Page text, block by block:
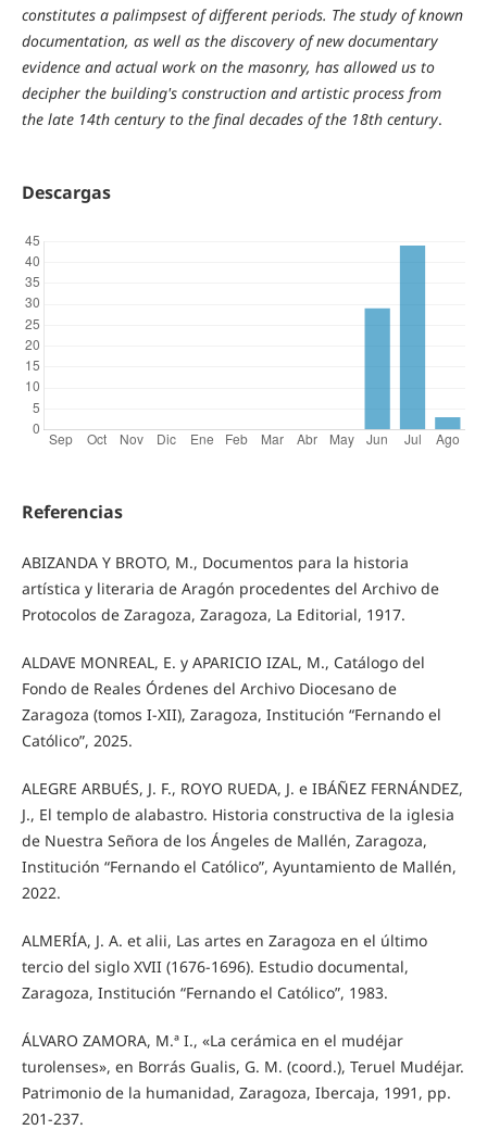
constitutes a palimpsest of different periods. The study of known
documentation, as well as the discovery of new documentary
evidence and actual work on the masonry, has allowed us to
decipher the building's construction and artistic process from
the late 14th century to the final decades of the 18th century.
Descargas
Referencias
ABIZANDA Y BROTO, M., Documentos para la historia
artística y literaria de Aragón procedentes del Archivo de
Protocolos de Zaragoza, Zaragoza, La Editorial, 1917.
ALDAVE MONREAL, E. y APARICIO IZAL, M., Catálogo del
Fondo de Reales Órdenes del Archivo Diocesano de
Zaragoza (tomos I-XII), Zaragoza, Institución “Fernando el
Católico”, 2025.
ALEGRE ARBUÉS, J. F., ROYO RUEDA, J. e IBÁÑEZ FERNÁNDEZ,
J., El templo de alabastro. Historia constructiva de la iglesia
de Nuestra Señora de los Ángeles de Mallén, Zaragoza,
Institución “Fernando el Católico”, Ayuntamiento de Mallén,
2022.
ALMERÍA, J. A. et alii, Las artes en Zaragoza en el último
tercio del siglo XVII (1676-1696). Estudio documental,
Zaragoza, Institución “Fernando el Católico”, 1983.
ÁLVARO ZAMORA, M.ª I., «La cerámica en el mudéjar
turolenses», en Borrás Gualis, G. M. (coord.), Teruel Mudéjar.
Patrimonio de la humanidad, Zaragoza, Ibercaja, 1991, pp.
201-237.